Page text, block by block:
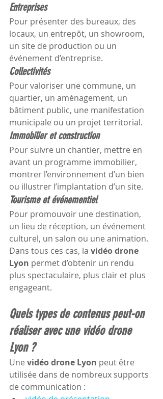
Entreprises
Pour présenter des bureaux, des
locaux, un entrepôt, un showroom,
un site de production ou un
événement d’entreprise.
Collectivités
Pour valoriser une commune, un
quartier, un aménagement, un
bâtiment public, une manifestation
municipale ou un projet territorial.
Immobilier et construction
Pour suivre un chantier, mettre en
avant un programme immobilier,
montrer l’environnement d’un bien
ou illustrer l’implantation d’un site.
Tourisme et événementiel
Pour promouvoir une destination,
un lieu de réception, un événement
culturel, un salon ou une animation.
Dans tous ces cas, la vidéo drone
Lyon permet d’obtenir un rendu
plus spectaculaire, plus clair et plus
engageant.
Quels types de contenus peut-on
réaliser avec une vidéo drone
Lyon ?
Une vidéo drone Lyon peut être
utilisée dans de nombreux supports
de communication :